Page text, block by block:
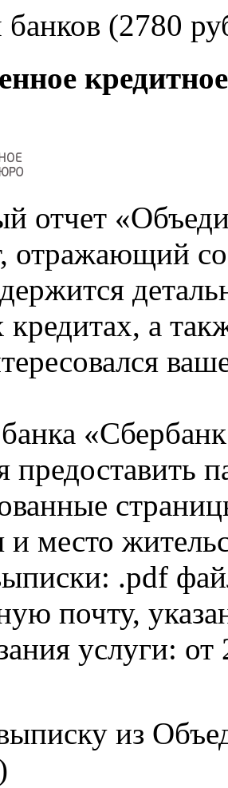
банков (2780
отчет
отражающий
а
предоставить
и место
.pdf
почту,
услуги: от
из